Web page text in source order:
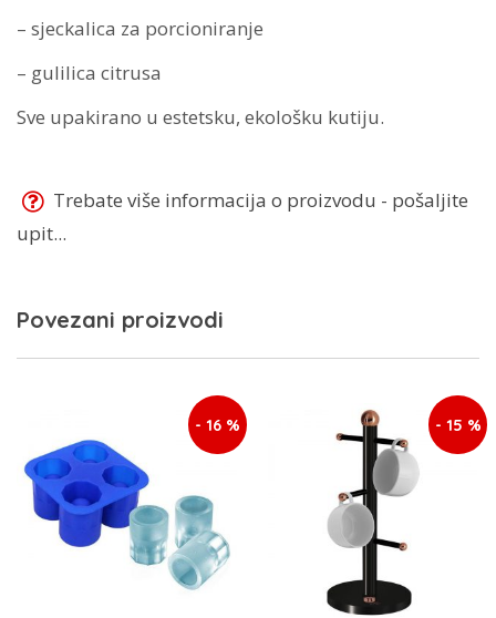
– sjeckalica za porcioniranje
– gulilica citrusa
Sve upakirano u estetsku, ekološku kutiju.
Trebate više informacija o proizvodu - pošaljite
upit...
Povezani proizvodi
- 16 % - 15 %